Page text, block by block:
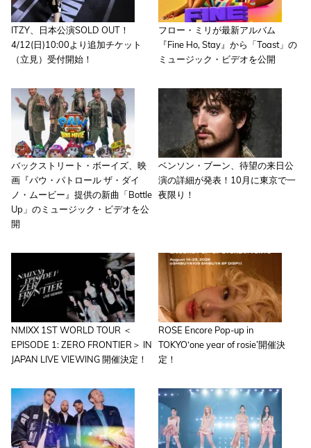
ITZY、日本公演SOLD OUT！
4/12(日)10:00より追加チケット
（立見）受付開始！
フロー・ミリが最新アルバム
『Fine Ho, Stay』から「Toast」の
ミュージック・ビデオを公開
バックストリート・ボーイズ、映
画『パウ・パトロール ザ・ダイ
ノ・ムービー』提供の新曲「Bottle
Up」のミュージック・ビデオを公
開
ベンソン・ブーン、待望の来日公
演の詳細が発表！10月に東京で一
夜限り！
NMIXX 1ST WORLD TOUR ＜
EPISODE 1: ZERO FRONTIER＞ IN
JAPAN LIVE VIEWING 開催決定！
ROSE Encore Pop-up in
TOKYO‘one year of rosie’開催決
定！